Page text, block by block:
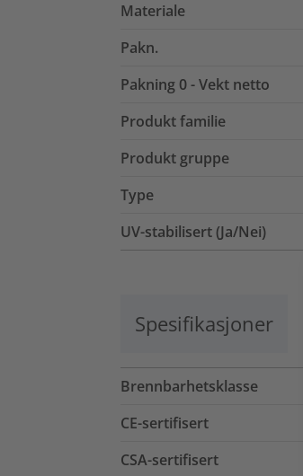
Materiale
Pakn.
Pakning 0 - Vekt netto
Produkt familie
Produkt gruppe
Type
UV-stabilisert (Ja/Nei)
Spesifikasjoner
Brennbarhetsklasse
CE-sertifisert
CSA-sertifisert